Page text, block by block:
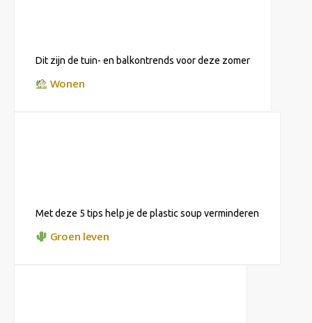
Dit zijn de tuin- en balkontrends voor deze zomer
Wonen
Met deze 5 tips help je de plastic soup verminderen
Groen leven